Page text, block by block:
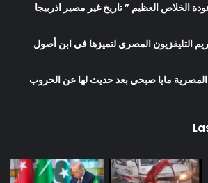
الخلاص العظيم ” تاريخ غير مصير اذربيجا
التليفزيون المصري لتميزها في ابن أصول
مايا صبحي بعد حديث لها عن الحروب